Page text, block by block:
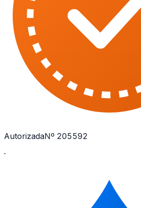
AutorizadaNº 205592
·